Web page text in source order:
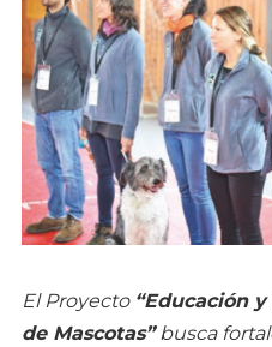
El Proyecto “Educación
de Mascotas” busca